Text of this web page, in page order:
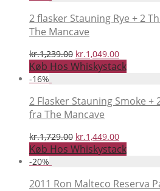
2 flasker Stauning Rye + 2
The Mancave
kr.1,239.00 Den
oprindelige
pris
kr.1,239.00.
kr.1,049.00Den
aktuelle
pris
Køb Hos Whiskystack
-16%
2 Flasker Stauning Smoke +
fra The Mancave
kr.1,729.00 Den
oprindelige
pris
kr.1,729.00.
kr.1,449.00Den
aktuelle
pris
Køb Hos Whiskystack
-20%
2011 Ron Malteco Reserva